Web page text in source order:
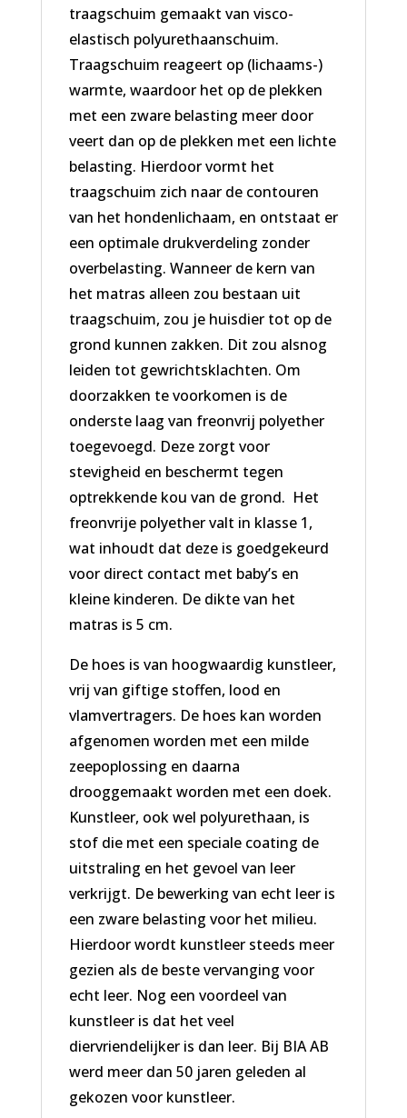
traagschuim gemaakt van visco-
elastisch polyurethaanschuim.
Traagschuim reageert op (lichaams-)
warmte, waardoor het op de plekken
met een zware belasting meer door
veert dan op de plekken met een lichte
belasting. Hierdoor vormt het
traagschuim zich naar de contouren
van het hondenlichaam, en ontstaat er
een optimale drukverdeling zonder
overbelasting. Wanneer de kern van
het matras alleen zou bestaan uit
traagschuim, zou je huisdier tot op de
grond kunnen zakken. Dit zou alsnog
leiden tot gewrichtsklachten. Om
doorzakken te voorkomen is de
onderste laag van freonvrij polyether
toegevoegd. Deze zorgt voor
stevigheid en beschermt tegen
optrekkende kou van de grond. Het
freonvrije polyether valt in klasse 1,
wat inhoudt dat deze is goedgekeurd
voor direct contact met baby’s en
kleine kinderen. De dikte van het
matras is 5 cm.
De hoes is van hoogwaardig kunstleer,
vrij van giftige stoffen, lood en
vlamvertragers. De hoes kan worden
afgenomen worden met een milde
zeepoplossing en daarna
drooggemaakt worden met een doek.
Kunstleer, ook wel polyurethaan, is
stof die met een speciale coating de
uitstraling en het gevoel van leer
verkrijgt. De bewerking van echt leer is
een zware belasting voor het milieu.
Hierdoor wordt kunstleer steeds meer
gezien als de beste vervanging voor
echt leer. Nog een voordeel van
kunstleer is dat het veel
diervriendelijker is dan leer. Bij BIA AB
werd meer dan 50 jaren geleden al
gekozen voor kunstleer.